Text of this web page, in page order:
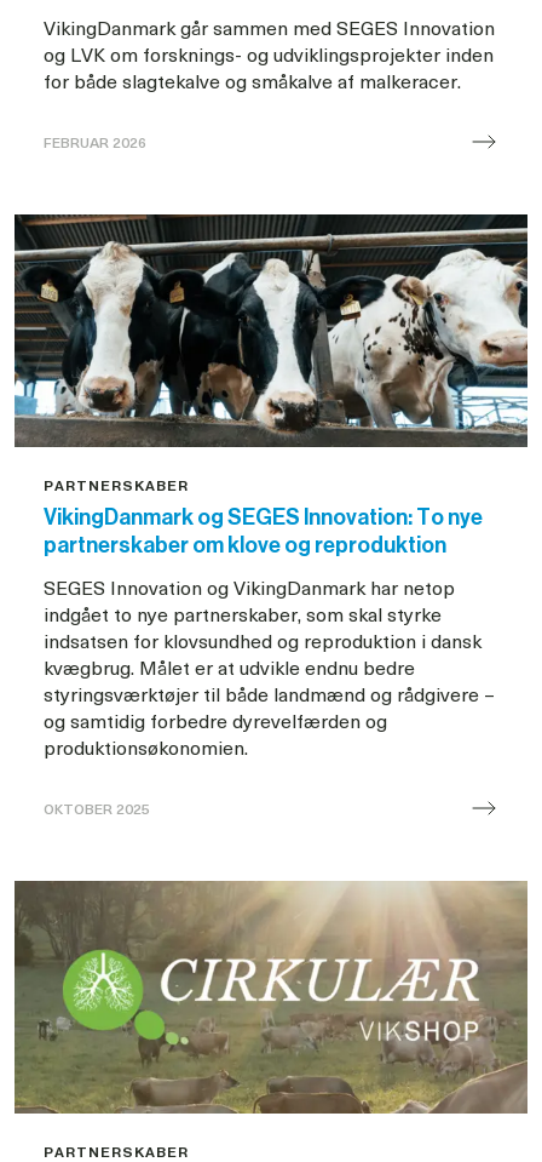
VikingDanmark går sammen med SEGES Innovation
og LVK om forsknings- og udviklingsprojekter inden
for både slagtekalve og småkalve af malkeracer.
FEBRUAR 2026
partnerskab
om
kalve
med
SEGES
og
LVK
PARTNERSKABER
VikingDanmark og SEGES Innovation: To nye
partnerskaber om klove og reproduktion
SEGES Innovation og VikingDanmark har netop
indgået to nye partnerskaber, som skal styrke
indsatsen for klovsundhed og reproduktion i dansk
kvægbrug. Målet er at udvikle endnu bedre
styringsværktøjer til både landmænd og rådgivere –
og samtidig forbedre dyrevelfærden og
produktionsøkonomien.
OKTOBER 2025
og
SEGES
partnerskaber
om
reproduktion
PARTNERSKABER